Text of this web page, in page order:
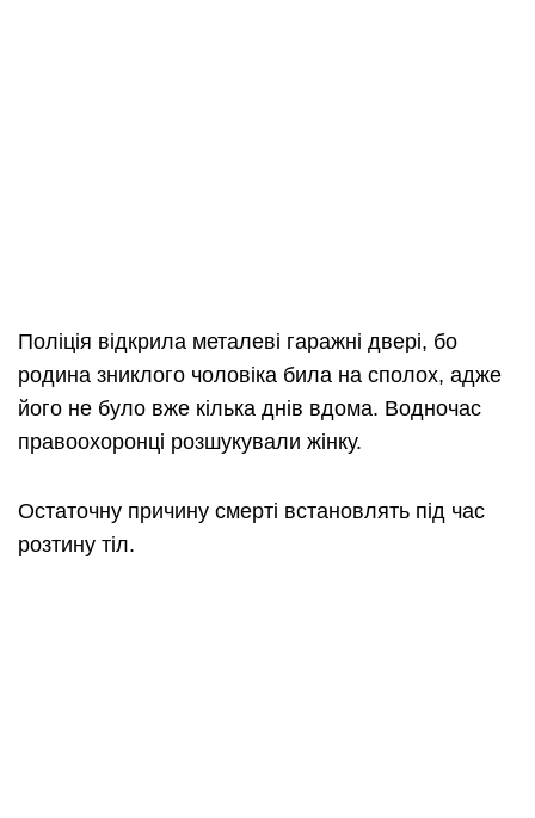
Поліція відкрила металеві гаражні двері, бо
родина зниклого чоловіка била на сполох, адже
його не було вже кілька днів вдома. Водночас
правоохоронці розшукували жінку.
Остаточну причину смерті встановлять під час
розтину тіл.